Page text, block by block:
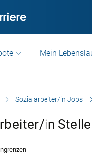
Mein
Sozialarbeiter/in Jobs
in